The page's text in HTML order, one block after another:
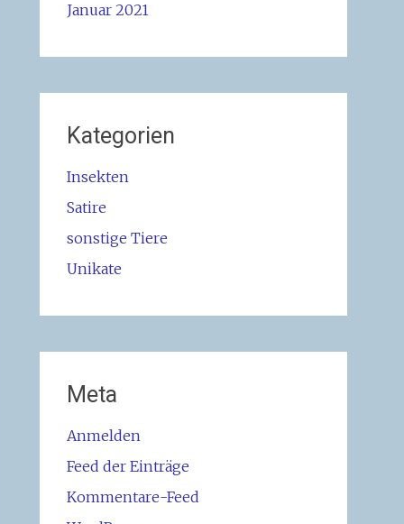
Januar 2021
Kategorien
Insekten
Satire
sonstige Tiere
Unikate
Meta
Anmelden
Feed der Einträge
Kommentare-Feed